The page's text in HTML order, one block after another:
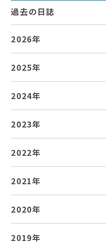
過去の日誌
2026年
2025年
2024年
2023年
2022年
2021年
2020年
2019年